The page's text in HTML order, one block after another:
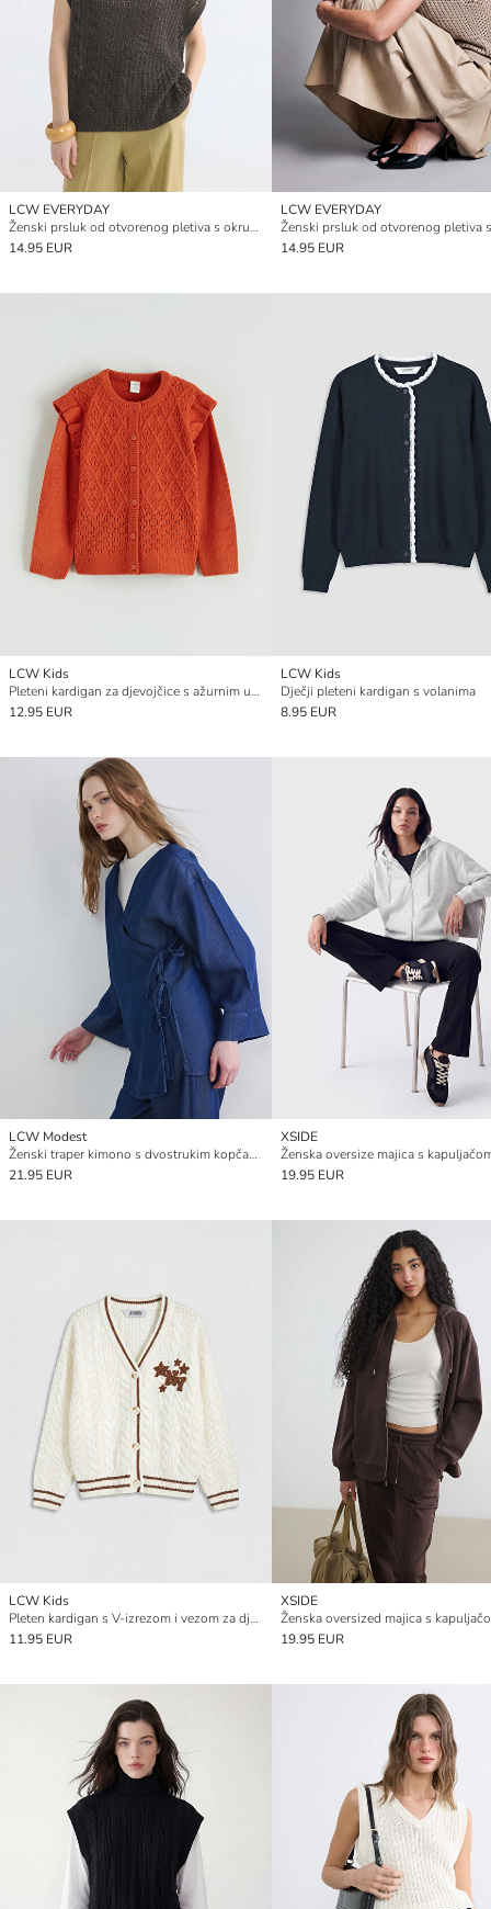
LCW EVERYDAY
Ženski prsluk od otvorenog pletiva s okruglim izrezom
14.95 EUR
LCW EVERYDAY
14.95 EUR
LCW Kids
Pleteni kardigan za djevojčice s ažurnim uzorkom
12.95 EUR
LCW Kids
Dječji pleteni kardigan s volanima
8.95 EUR
LCW Modest
Ženski traper kimono s dvostrukim kopčanjem
21.95 EUR
XSIDE
19.95 EUR
LCW Kids
Pleten kardigan s V-izrezom i vezom za djevojčice
11.95 EUR
XSIDE
19.95 EUR